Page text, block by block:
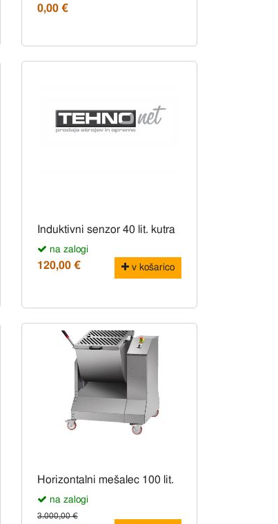
0,00 €
Induktivni senzor 40 lit. kutra
na zalogi
120,00 € v košarico
Horizontalni mešalec 100 lit.
na zalogi
3.000,00 €